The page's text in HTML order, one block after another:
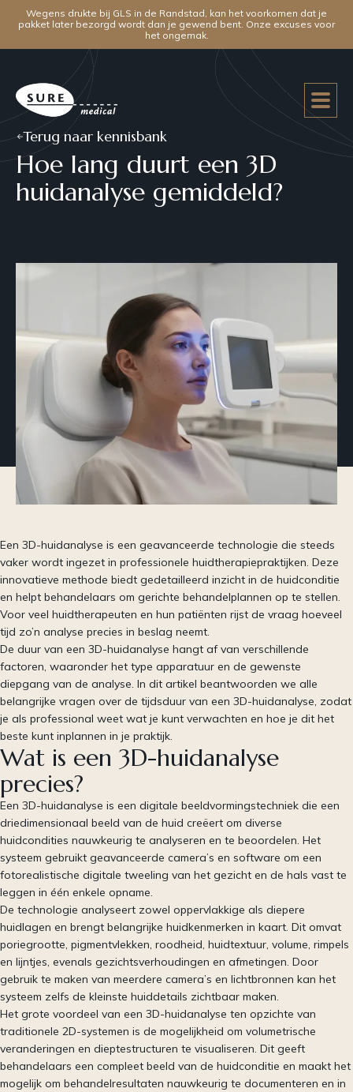
Wegens drukte bij GLS in de Randstad, kan het voorkomen dat je
pakket later bezorgd wordt dan je gewend bent. Onze excuses voor
het ongemak.
Terug naar kennisbank
Hoe lang duurt een 3D
huidanalyse gemiddeld?
Een 3D-huidanalyse is een geavanceerde technologie die steeds
vaker wordt ingezet in professionele huidtherapiepraktijken. Deze
innovatieve methode biedt gedetailleerd inzicht in de huidconditie
en helpt behandelaars om gerichte behandelplannen op te stellen.
Voor veel huidtherapeuten en hun patiënten rijst de vraag hoeveel
tijd zo’n analyse precies in beslag neemt.
De duur van een 3D-huidanalyse hangt af van verschillende
factoren, waaronder het type apparatuur en de gewenste
diepgang van de analyse. In dit artikel beantwoorden we alle
belangrijke vragen over de tijdsduur van een 3D-huidanalyse, zodat
je als professional weet wat je kunt verwachten en hoe je dit het
beste kunt inplannen in je praktijk.
Wat is een 3D-huidanalyse
precies?
Een 3D-huidanalyse is een digitale beeldvormingstechniek die een
driedimensionaal beeld van de huid creëert om diverse
huidcondities nauwkeurig te analyseren en te beoordelen. Het
systeem gebruikt geavanceerde camera’s en software om een
fotorealistische digitale tweeling van het gezicht en de hals vast te
leggen in één enkele opname.
De technologie analyseert zowel oppervlakkige als diepere
huidlagen en brengt belangrijke huidkenmerken in kaart. Dit omvat
poriegrootte, pigmentvlekken, roodheid, huidtextuur, volume, rimpels
en lijntjes, evenals gezichtsverhoudingen en afmetingen. Door
gebruik te maken van meerdere camera’s en lichtbronnen kan het
systeem zelfs de kleinste huiddetails zichtbaar maken.
Het grote voordeel van een 3D-huidanalyse ten opzichte van
traditionele 2D-systemen is de mogelijkheid om volumetrische
veranderingen en dieptestructuren te visualiseren. Dit geeft
behandelaars een compleet beeld van de huidconditie en maakt het
mogelijk om behandelresultaten nauwkeurig te documenteren en in